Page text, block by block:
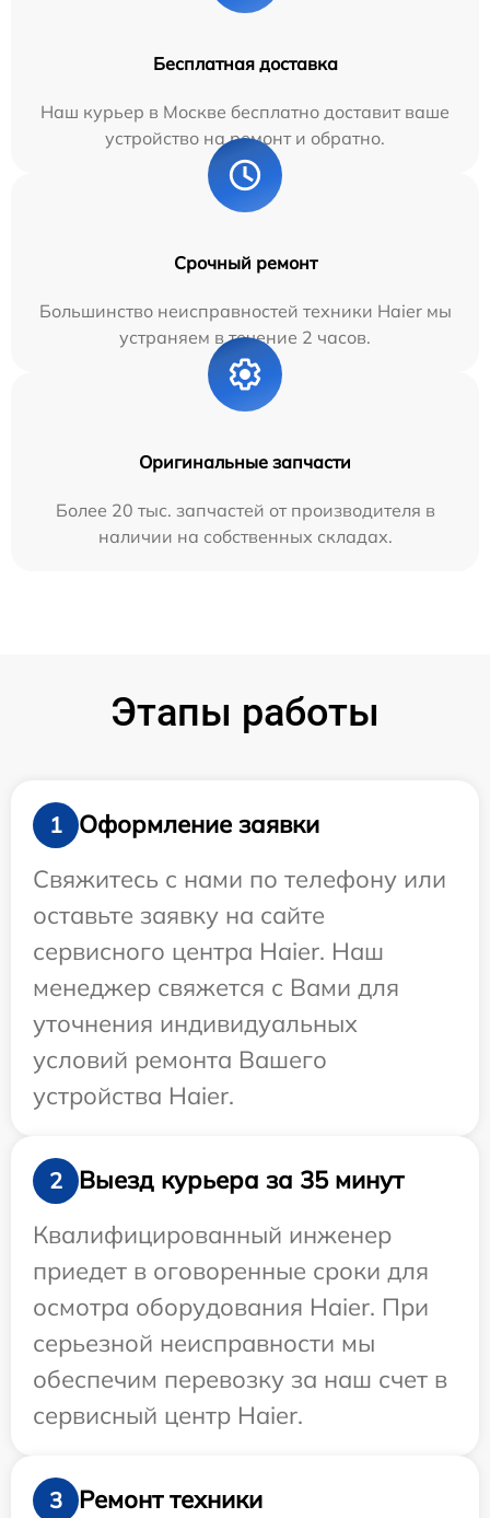
Бесплатная доставка
Наш курьер в Москве бесплатно доставит ваше
устройство на ремонт и обратно.
Срочный ремонт
Большинство неисправностей техники Haier мы
устраняем в течение 2 часов.
Оригинальные запчасти
Более 20 тыс. запчастей от производителя в
наличии на собственных складах.
Этапы работы
1
Оформление заявки
Свяжитесь с нами по телефону или
оставьте заявку на сайте
сервисного центра Haier. Наш
менеджер свяжется с Вами для
уточнения индивидуальных
условий ремонта Вашего
устройства Haier.
2
Выезд курьера за 35 минут
Квалифицированный инженер
приедет в оговоренные сроки для
осмотра оборудования Haier. При
серьезной неисправности мы
обеспечим перевозку за наш счет в
сервисный центр Haier.
3 Ремонт техники